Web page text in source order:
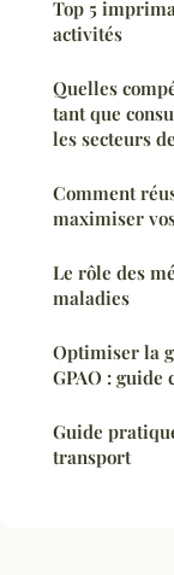
Top 5
activités
Quelles
tant que
les secteurs
Comment
maximiser
Le rôle des
maladies
Optimiser la
GPAO : guide
Guide
transport